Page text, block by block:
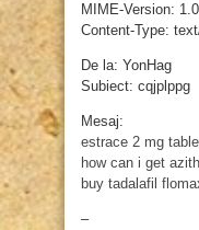
MIME-Version: 1.0
Content-Type:
De la: YonHag
Subiect: cqjplppg
Mesaj:
estrace 2 mg
how can i get
buy tadalafil
–